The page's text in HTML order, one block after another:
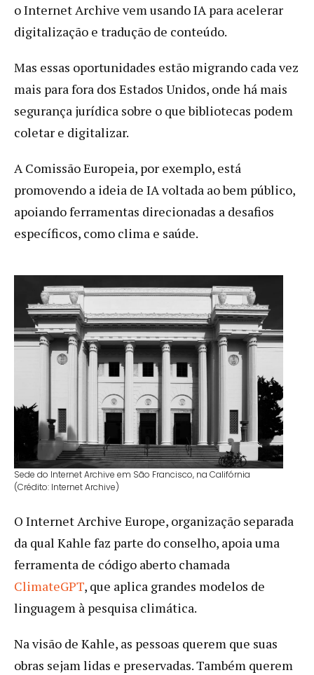
o Internet Archive vem usando IA para acelerar
digitalização e tradução de conteúdo.
Mas essas oportunidades estão migrando cada vez
mais para fora dos Estados Unidos, onde há mais
segurança jurídica sobre o que bibliotecas podem
coletar e digitalizar.
A Comissão Europeia, por exemplo, está
promovendo a ideia de IA voltada ao bem público,
apoiando ferramentas direcionadas a desafios
específicos, como clima e saúde.
Sede do Internet Archive em São Francisco, na Califórnia
(Crédito: Internet Archive)
O Internet Archive Europe, organização separada
da qual Kahle faz parte do conselho, apoia uma
ferramenta de código aberto chamada
ClimateGPT, que aplica grandes modelos de
linguagem à pesquisa climática.
Na visão de Kahle, as pessoas querem que suas
obras sejam lidas e preservadas. Também querem